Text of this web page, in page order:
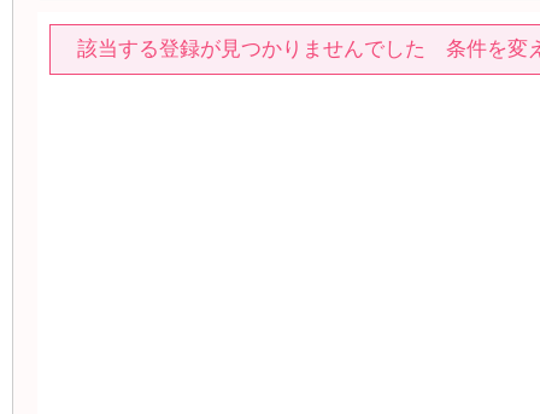
該当する登録が見つかりませんでした 条件を